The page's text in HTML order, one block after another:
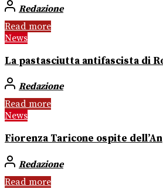
Redazione
Read more
News
La pastasciutta antifascista di
Redazione
Read more
News
Fiorenza Taricone ospite
Redazione
Read more